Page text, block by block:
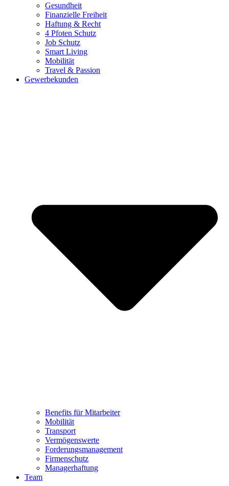
Gesundheit
Finanzielle Freiheit
Haftung & Recht
4 Pfoten Schutz
Job Schutz
Smart Living
Mobilität
Travel & Passion
Gewerbekunden
Benefits für Mitarbeiter
Mobilität
Transport
Vermögenswerte
Forderungsmanagement
Firmenschutz
Managerhaftung
Team